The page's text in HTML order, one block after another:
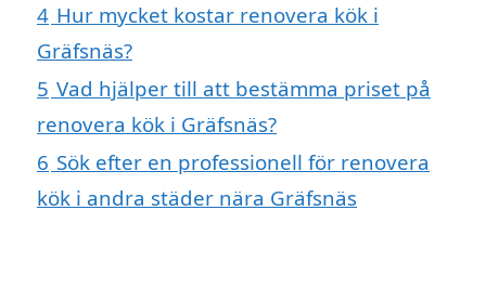
4 Hur mycket kostar renovera kök i
Gräfsnäs?
5 Vad hjälper till att bestämma priset på
renovera kök i Gräfsnäs?
6 Sök efter en professionell för renovera
kök i andra städer nära Gräfsnäs